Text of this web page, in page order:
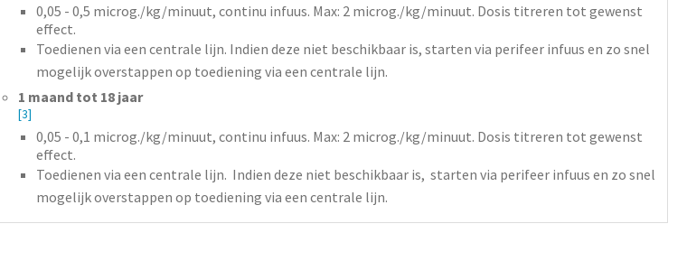
0,05 - 0,5 microg./kg/minuut, continu infuus. Max: 2 microg./kg/minuut. Dosis titreren tot gewenst
effect.
Toedienen via een centrale lijn. Indien deze niet beschikbaar is, starten via perifeer infuus en zo snel
mogelijk overstappen op toediening via een centrale lijn.
1 maand tot 18 jaar
[3]
0,05 - 0,1 microg./kg/minuut, continu infuus. Max: 2 microg./kg/minuut. Dosis titreren tot gewenst
effect.
Toedienen via een centrale lijn. Indien deze niet beschikbaar is, starten via perifeer infuus en zo snel
mogelijk overstappen op toediening via een centrale lijn.